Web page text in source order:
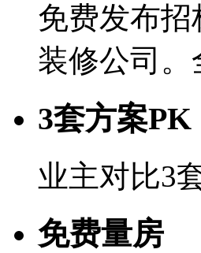
免费发布
装修公司
3套方案PK
业主对比3
免费量房